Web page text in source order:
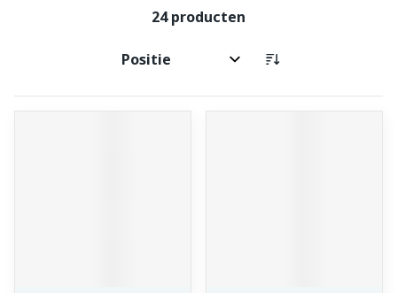
24producten
Sorteer op: